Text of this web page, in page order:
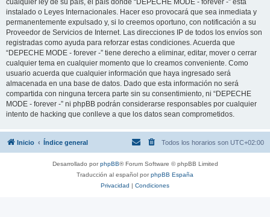
cualquier ley de su país, el país donde “DEPECHE MODE - forever -” está
instalado o Leyes Internacionales. Hacer eso provocará que sea inmediata y
permanentemente expulsado y, si lo creemos oportuno, con notificación a su
Proveedor de Servicios de Internet. Las direcciones IP de todos los envíos son
registradas como ayuda para reforzar estas condiciones. Acuerda que
“DEPECHE MODE - forever -” tiene derecho a eliminar, editar, mover o cerrar
cualquier tema en cualquier momento que lo creamos conveniente. Como
usuario acuerda que cualquier información que haya ingresado será
almacenada en una base de datos. Dado que esta información no será
compartida con ninguna tercera parte sin su consentimiento, ni “DEPECHE
MODE - forever -” ni phpBB podrán considerarse responsables por cualquier
intento de hacking que conlleve a que los datos sean comprometidos.
Inicio Índice general Todos los horarios son UTC+02:00
Desarrollado porphpBB® Forum Software © phpBB Limited
Traducción al español porphpBB España
Privacidad | Condiciones